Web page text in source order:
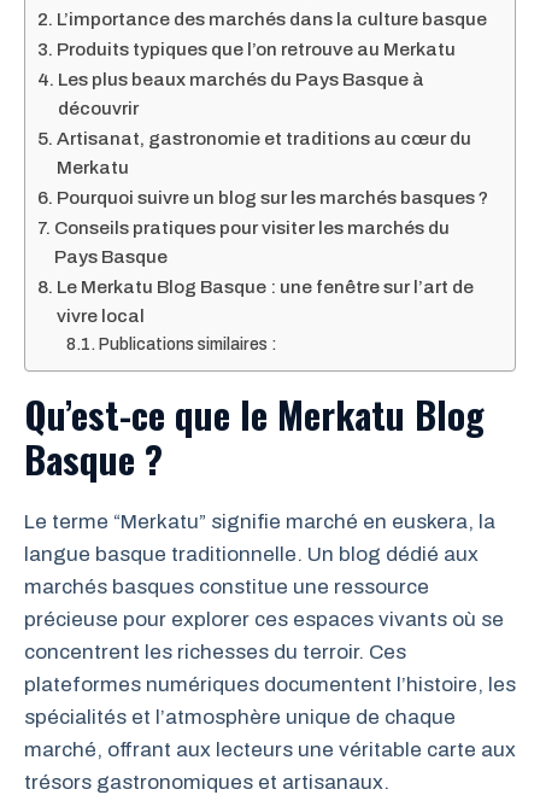
L’importance des marchés dans la culture basque
Produits typiques que l’on retrouve au Merkatu
Les plus beaux marchés du Pays Basque à
découvrir
Artisanat, gastronomie et traditions au cœur du
Merkatu
Pourquoi suivre un blog sur les marchés basques ?
Conseils pratiques pour visiter les marchés du
Pays Basque
Le Merkatu Blog Basque : une fenêtre sur l’art de
vivre local
Publications similaires :
Qu’est-ce que le Merkatu Blog
Basque ?
Le terme “Merkatu” signifie marché en euskera, la
langue basque traditionnelle. Un blog dédié aux
marchés basques constitue une ressource
précieuse pour explorer ces espaces vivants où se
concentrent les richesses du terroir. Ces
plateformes numériques documentent l’histoire, les
spécialités et l’atmosphère unique de chaque
marché, offrant aux lecteurs une véritable carte aux
trésors gastronomiques et artisanaux.